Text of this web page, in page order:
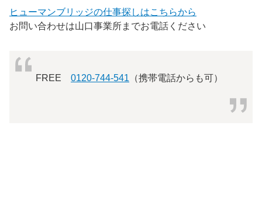
ヒューマンブリッジの仕事探しはこちらから
お問い合わせは山口事業所までお電話ください
FREE 0120-744-541 （携帯電話からも可）